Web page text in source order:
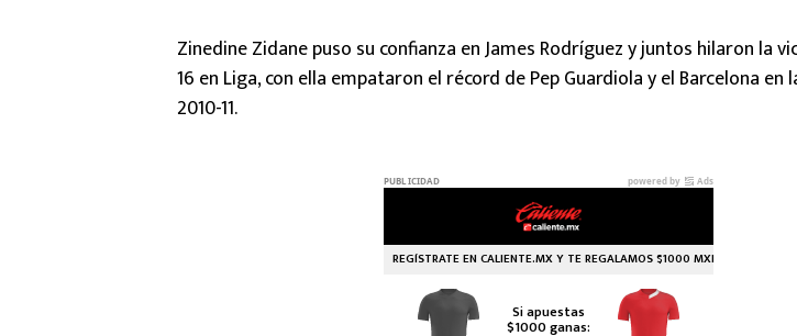
Zinedine Zidane puso su confianza en James Rodríguez y juntos hilaron la
16 en Liga, con ella empataron el récord de Pep Guardiola y el Barcelona
2010-11.